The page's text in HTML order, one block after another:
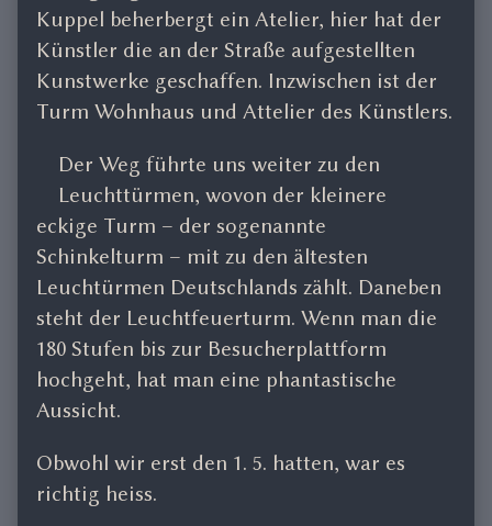
Kuppel beherbergt ein Atelier, hier hat der
Künstler die an der Straße aufgestellten
Kunstwerke geschaffen. Inzwischen ist der
Turm Wohnhaus und Attelier des Künstlers.
Der Weg führte uns weiter zu den
Leuchttürmen, wovon der kleinere
eckige Turm – der sogenannte
Schinkelturm – mit zu den ältesten
Leuchtürmen Deutschlands zählt. Daneben
steht der Leuchtfeuerturm. Wenn man die
180 Stufen bis zur Besucherplattform
hochgeht, hat man eine phantastische
Aussicht.
Obwohl wir erst den 1. 5. hatten, war es
richtig heiss.